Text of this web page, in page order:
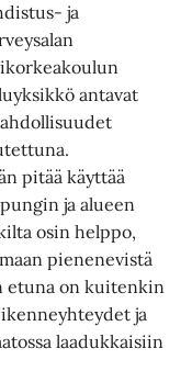
ja
antavat
pitää käyttää
ja alueen
osin helppo,
pienenevistä
etuna on kuitenkin
ja
laadukkaisiin